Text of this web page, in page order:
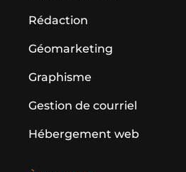
Rédaction
Géomarketing
Graphisme
Gestion de courriel
Hébergement web